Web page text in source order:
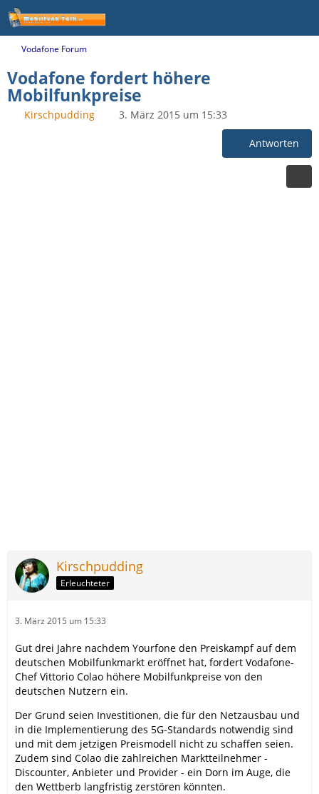
Vodafone Forum
Vodafone fordert höhere
Mobilfunkpreise
Kirschpudding 3. März 2015 um 15:33
Antworten
Kirschpudding
Erleuchteter
3. März 2015 um 15:33
Gut drei Jahre nachdem Yourfone den Preiskampf auf dem
deutschen Mobilfunkmarkt eröffnet hat, fordert Vodafone-
Chef Vittorio Colao höhere Mobilfunkpreise von den
deutschen Nutzern ein.
Der Grund seien Investitionen, die für den Netzausbau und
in die Implementierung des 5G-Standards notwendig sind
und mit dem jetzigen Preismodell nicht zu schaffen seien.
Zudem sind Colao die zahlreichen Marktteilnehmer -
Discounter, Anbieter und Provider - ein Dorn im Auge, die
den Wettberb langfristig zerstören könnten.